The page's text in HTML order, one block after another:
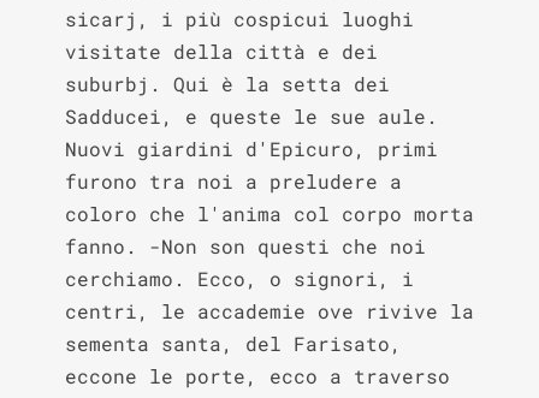
sicarj, i più cospicui luoghi
visitate della città e dei
suburbj. Qui è la setta dei
Sadducei, e queste le sue aule.
Nuovi giardini d'Epicuro, primi
furono tra noi a preludere a
coloro che l'anima col corpo morta
fanno. -Non son questi che noi
cerchiamo. Ecco, o signori, i
centri, le accademie ove rivive la
sementa santa, del Farisato,
eccone le porte, ecco a traverso